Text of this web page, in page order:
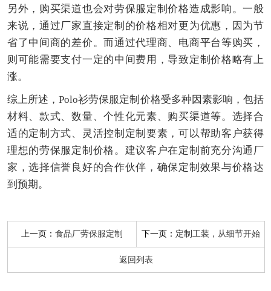
另外，购买渠道也会对劳保服定制价格造成影响。一般
来说，通过厂家直接定制的价格相对更为优惠，因为节
省了中间商的差价。而通过代理商、电商平台等购买，
则可能需要支付一定的中间费用，导致定制价格略有上
涨。
综上所述，Polo衫劳保服定制价格受多种因素影响，包括
材料、款式、数量、个性化元素、购买渠道等。选择合
适的定制方式、灵活控制定制要素，可以帮助客户获得
理想的劳保服定制价格。建议客户在定制前充分沟通厂
家，选择信誉良好的合作伙伴，确保定制效果与价格达
到预期。
上一页：食品厂劳保服定制 下一页： 定制工装，从细节开始
返回列表